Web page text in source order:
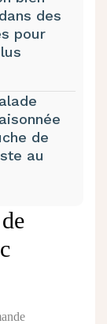
des
pour
de
au